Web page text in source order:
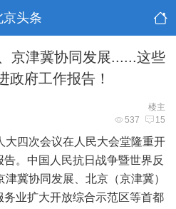
京头条
京津冀协同发展......这些
政府工作报告！
楼主
537 15
大四次会议在人民大会堂隆重开
。中国人民抗日战争暨世界反
冀协同发展、北京（京津冀）
业扩大开放综合示范区等首都